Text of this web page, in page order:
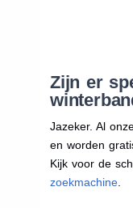
Zijn er
Jazeker. Al
en worden
Kijk voor de
zoekmachine.